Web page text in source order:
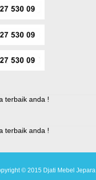
© 2015 Djati Mebel Jepara